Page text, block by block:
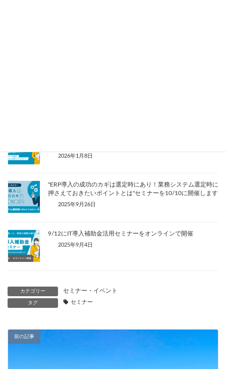
2026年1月8日
"ERP導入の成功のカギは選定時にあり！業務システム選定時に
押さえておきたいポイントとは"セミナーを10/10に開催します
2025年9月26日
9/12にIT導入補助金活用セミナーをオンラインで開催
2025年9月4日
カテゴリー セミナー・イベント
タグ セミナー
前の記事